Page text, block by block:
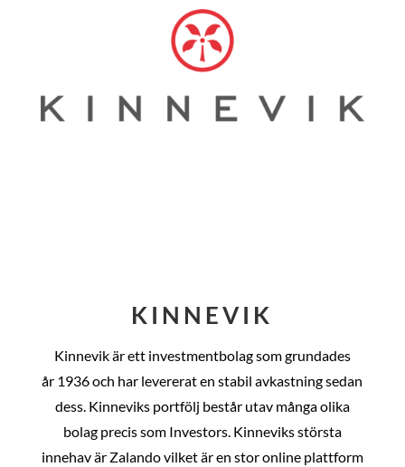
KINNEVIK
Kinnevik är ett investmentbolag som grundades
år 1936 och har levererat en stabil avkastning sedan
dess. Kinneviks portfölj består utav många olika
bolag precis som Investors. Kinneviks största
innehav är Zalando vilket är en stor online plattform